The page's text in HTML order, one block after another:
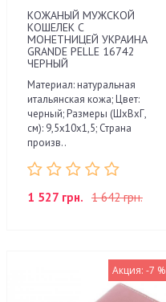
КОЖАНЫЙ МУЖСКОЙ
КОШЕЛЕК С
МОНЕТНИЦЕЙ УКРАИНА
GRANDE PELLE 16742
ЧЕРНЫЙ
Материал: натуральная
итальянская кожа; Цвет:
черный; Размеры (ШхВхГ,
см): 9,5х10х1,5; Страна
произв..
1 527 грн. 1 642 грн.
Акция: -7 %